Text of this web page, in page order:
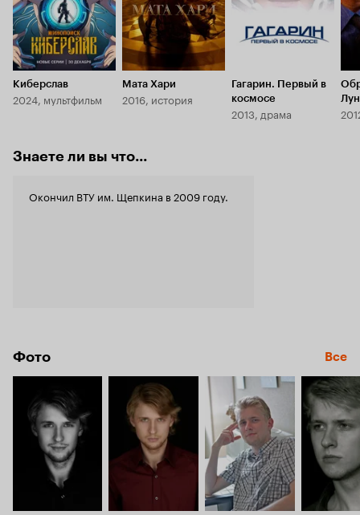
Киберслав
2024, мультфильм
Мата Хари
2016, история
Гагарин. Первый в
космосе
2013, драма
Знаете ли вы что...
Окончил ВТУ им. Щепкина в 2009 году.
Фото Все